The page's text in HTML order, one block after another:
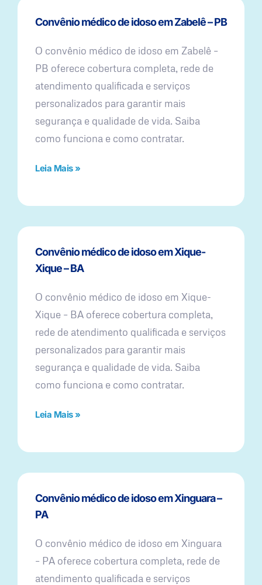
Convênio médico de idoso em Zabelê – PB
O convênio médico de idoso em Zabelê –
PB oferece cobertura completa, rede de
atendimento qualificada e serviços
personalizados para garantir mais
segurança e qualidade de vida. Saiba
como funciona e como contratar.
Leia Mais »
Convênio médico de idoso em Xique-
Xique – BA
O convênio médico de idoso em Xique-
Xique – BA oferece cobertura completa,
rede de atendimento qualificada e serviços
personalizados para garantir mais
segurança e qualidade de vida. Saiba
como funciona e como contratar.
Leia Mais »
Convênio médico de idoso em Xinguara –
PA
O convênio médico de idoso em Xinguara
– PA oferece cobertura completa, rede de
atendimento qualificada e serviços